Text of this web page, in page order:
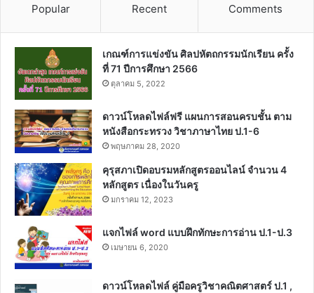
Popular Recent Comments
เกณฑ์การแข่งขัน ศิลปหัตถกรรมนักเรียน ครั้ง
ที่ 71 ปีการศึกษา 2566
ตุลาคม 5, 2022
ดาวน์โหลดไฟล์ฟรี แผนการสอนครบชั้น ตาม
หนังสือกระทรวง วิชาภาษาไทย ป.1-6
พฤษภาคม 28, 2020
คุรุสภาเปิดอบรมหลักสูตรออนไลน์ จำนวน 4
หลักสูตร เนื่องในวันครู
มกราคม 12, 2023
แจกไฟล์ word แบบฝึกทักษะการอ่าน ป.1-ป.3
เมษายน 6, 2020
ดาวน์โหลดไฟล์ คู่มือครูวิชาคณิตศาสตร์ ป.1 ,